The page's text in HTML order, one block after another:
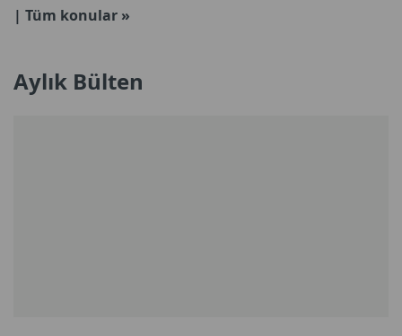
| Tüm konular »
Aylık Bülten